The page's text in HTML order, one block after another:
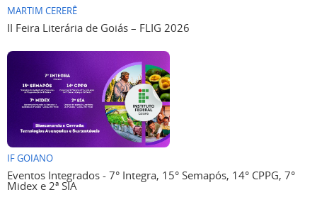
MARTIM CERERÊ
II Feira Literária de Goiás – FLIG 2026
IF GOIANO
Eventos Integrados - 7° Integra, 15° Semapós, 14° CPPG, 7°
Midex e 2ª SIA